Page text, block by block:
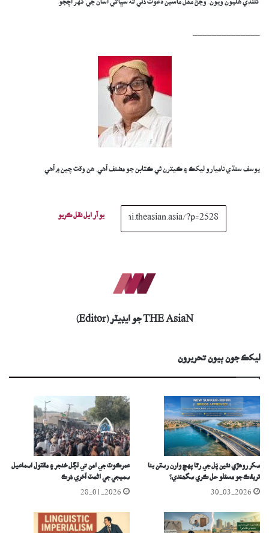
کلندي هليون ويون. وڃڻ مھل ماسين دعوت ڏني ته سڀاڻي اسان جي گهر اچجو.
يوسف سنڌي ناميارو ليکڪ ۽ ڪيترن ئي ڪتابن جو مضنف آھي. ھن وقت چين ۾ آھي
يو آر ايل نقل ڪريو
THE AsiaN جو ايڊيٽر (Editor)
ليکڪ جون ٻيون تحريرون
سکر روھڙي نئين پُل جي رٿا پهچ وارن رستن بنا
ٽريفڪ جو مسئلو حل ڪري سگھندي؟
30-03-2026
عمرڪوٽ جي امن تي لڳل خنجر ۽ مقتول اسماعيل
سميجي جي اڻمٽ آخري مُرڪ
28-01-2026